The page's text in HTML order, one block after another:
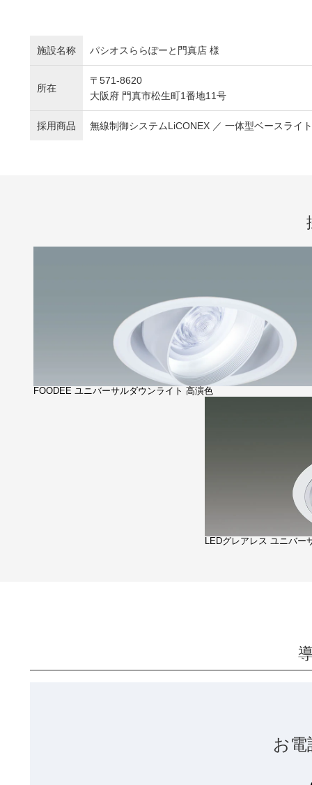
施設名称 パシオスららぽーと門真店 様
所在
〒571-8620
大阪府 門真市松生町1番地11号
採用商品 無線制御システムLiCONEX ／ 一体型ベースライ
FOODEE ユニバーサルダウンライト 高演色
LEDグレアレス ユニバー
お